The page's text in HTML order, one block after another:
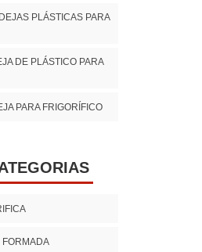
PLÁSTICAS PARA
DE PLÁSTICO PARA
PARA FRIGORÍFICO
FORMADA